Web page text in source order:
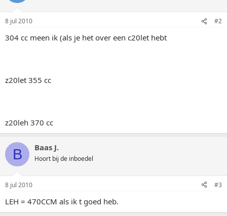
8 jul 2010 #2
304 cc meen ik (als je het over een c20let hebt
z20let 355 cc
z20leh 370 cc
B Baas J.
Hoort bij de inboedel
8 jul 2010 #3
LEH = 470CCM als ik t goed heb.